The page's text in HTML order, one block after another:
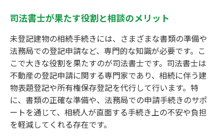
司法書士が果たす役割と相談のメリット
未登記建物の相続手続きには、さまざまな書類の準備や
法務局での登記申請など、専門的な知識が必要です。こ
こで大きな役割を果たすのが司法書士です。司法書士は
不動産の登記申請に関する専門家であり、相続に伴う建
物表題登記や所有権保存登記を代行して行います。特
に、書類の正確な準備や、法務局での申請手続きのサポ
ートを通じて、相続人が直面する手続き上の不安や負担
を軽減してくれる存在です。